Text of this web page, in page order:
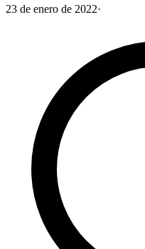
23 de enero de 2022·